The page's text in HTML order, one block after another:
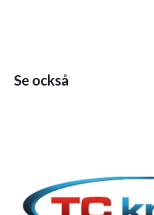
Se också